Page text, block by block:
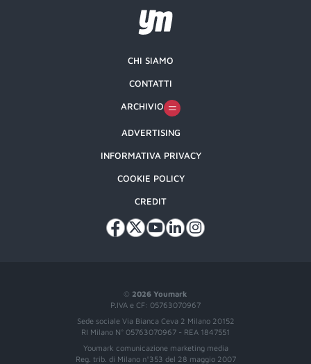
© 2026 Youmark
P.IVA e CF: 05763070967
Sede sociale Via Bianca Ceva 2 Milano 20152
RI Milano N° 05763070967 - REA 1847551
Youmark comunicazione marketing media
Reg. trib. di Milano n°353 del 28 maggio 2007
CHI SIAMO
CONTATTI
ARCHIVIO
ADVERTISING
INFORMATIVA PRIVACY
COOKIE POLICY
CREDIT